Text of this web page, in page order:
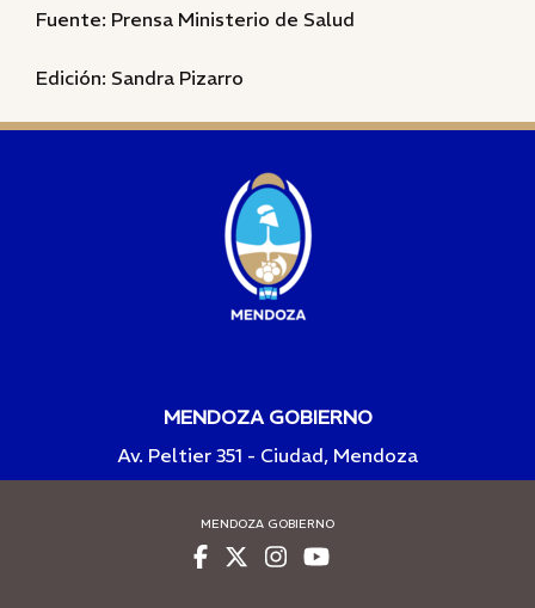
Fuente: Prensa Ministerio de Salud
Edición: Sandra Pizarro
MENDOZA GOBIERNO
Av. Peltier 351 - Ciudad, Mendoza
MENDOZA GOBIERNO